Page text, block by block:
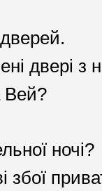
двері
Вей?
ночі?